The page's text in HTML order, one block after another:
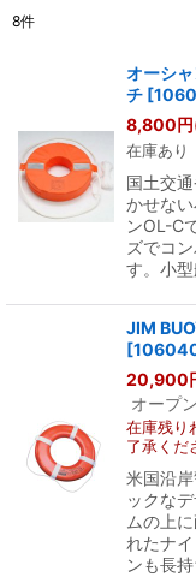
8件
オーシ
チ [
8,800円
在庫あり
国土交
かせな
ンOL-C
ズでコ
す。小
JIM
[
20,900
オープ
在庫残り
了承くだ
米国沿
ックな
ムの上
れたナ
ンも長